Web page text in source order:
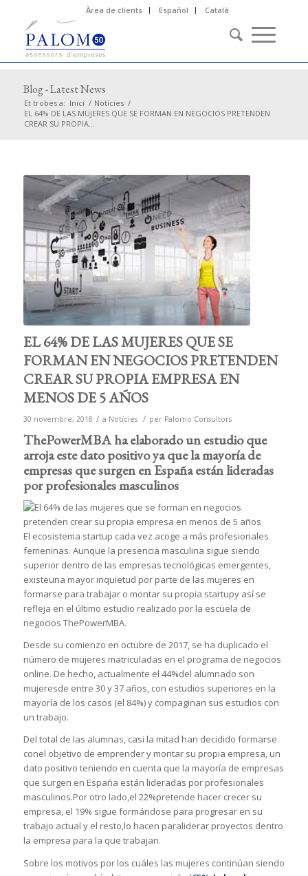
Àrea de clients Español Català
Blog - Latest News
Et trobes a: Inici / Notícies /
EL 64% DE LAS MUJERES QUE SE FORMAN EN NEGOCIOS PRETENDEN
CREAR SU PROPIA...
EL 64% DE LAS MUJERES QUE SE
FORMAN EN NEGOCIOS PRETENDEN
CREAR SU PROPIA EMPRESA EN
MENOS DE 5 AÑOS
30 novembre, 2018 / a Notícies / per Palomo Consultors
ThePowerMBA ha elaborado un estudio que
arroja este dato positivo ya que la mayoría de
empresas que surgen en España están lideradas
por profesionales masculinos
El ecosistema startup cada vez acoge a más profesionales
femeninas. Aunque la presencia masculina sigue siendo
superior dentro de las empresas tecnológicas emergentes,
existeuna mayor inquietud por parte de las mujeres en
formarse para trabajar o montar su propia startupy así se
refleja en el último estudio realizado por la escuela de
negocios ThePowerMBA.
Desde su comienzo en octubre de 2017, se ha duplicado el
número de mujeres matriculadas en el programa de negocios
online. De hecho, actualmente el 44%del alumnado son
mujeresde entre 30 y 37 años, con estudios superiores en la
mayoría de los casos (el 84%) y compaginan sus estudios con
un trabajo.
Del total de las alumnas, casi la mitad han decidido formarse
conel objetivo de emprender y montar su propia empresa, un
dato positivo teniendo en cuenta que la mayoría de empresas
que surgen en España están lideradas por profesionales
masculinos.Por otro lado,el 22%pretende hacer crecer su
empresa, el 19% sigue formándose para progresar en su
trabajo actual y el resto,lo hacen paraliderar proyectos dentro
la empresa para la que trabajan.
Sobre los motivos por los cuáles las mujeres continúan siendo